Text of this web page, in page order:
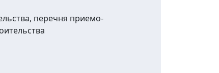
перечня приемо-